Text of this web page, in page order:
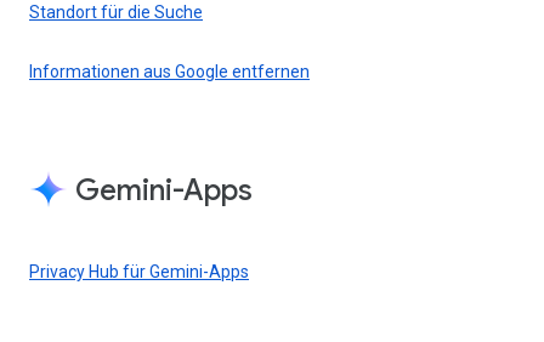
Standort für die Suche
Informationen aus Google entfernen
Gemini-Apps
Privacy Hub für Gemini-Apps